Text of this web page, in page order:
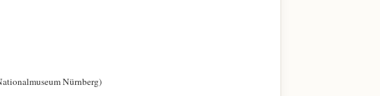
Nürnberg)